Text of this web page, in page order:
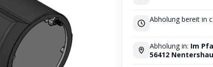
Abholung bereit in
Abholung in: Im
56412